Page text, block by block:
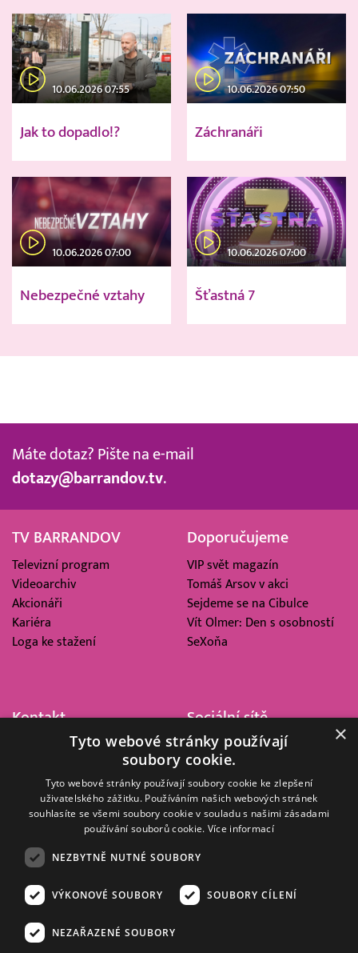
10.06.2026 07:55
Jak to dopadlo!?
10.06.2026 07:50
Záchranáři
10.06.2026 07:00
Nebezpečné vztahy
10.06.2026 07:00
Šťastná 7
Máte dotaz? Pište na e-mail
dotazy@barrandov.tv.
TV BARRANDOV
Televizní program
Videoarchiv
Akcionáři
Kariéra
Loga ke stažení
Doporučujeme
VIP svět magazín
Tomáš Arsov v akci
Sejdeme se na Cibulce
Vít Olmer: Den s osobností
SeXoňa
Kontakt
Barrandov Televizní Studio,
Kříženeckého nám. 322
152 00 Praha 5
IČ 416 93 311
Sociální sítě
© 2008–2026 EMPRESA MEDIA, a.s. Všechna práva vyhrazena.
Zásady ochrany osobních a dalších zpracovávaných údajů
×
Tyto webové stránky používají
soubory cookie.
Tyto webové stránky používají soubory cookie ke zlepšení
uživatelského zážitku. Používáním našich webových stránek
souhlasíte se všemi soubory cookie v souladu s našimi zásadami
používání souborů cookie. Více informací
NEZBYTNĚ NUTNÉ SOUBORY
VÝKONOVÉ SOUBORY SOUBORY CÍLENÍ
NEZAŘAZENÉ SOUBORY